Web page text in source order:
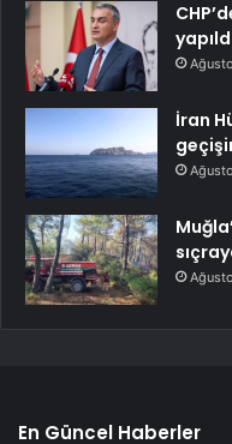
İran
En Güncel Haberler